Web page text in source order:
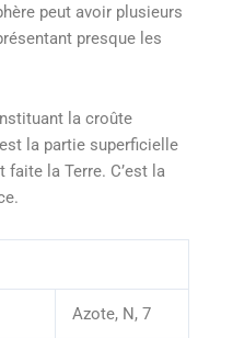
peut avoir plusieurs
presque les
la croûte
la partie superficielle
la Terre. C’est la
Azote, N, 7